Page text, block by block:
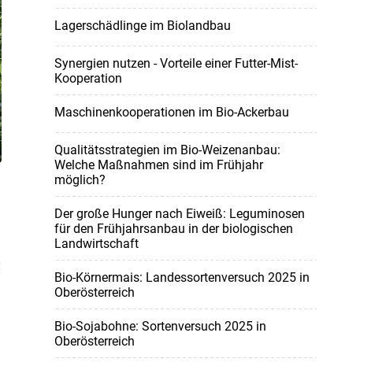
Lagerschädlinge im Biolandbau
Synergien nutzen - Vorteile einer Futter-Mist-
Kooperation
Maschinenkooperationen im Bio-Ackerbau
Qualitätsstrategien im Bio-Weizenanbau:
Welche Maßnahmen sind im Frühjahr
möglich?
Der große Hunger nach Eiweiß: Leguminosen
für den Frühjahrsanbau in der biologischen
Landwirtschaft
Bio-Körnermais: Landessortenversuch 2025 in
Oberösterreich
Bio-Sojabohne: Sortenversuch 2025 in
Oberösterreich